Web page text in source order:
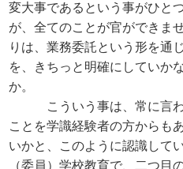
変大事であるという事がひと
が、全てのことが官ができま
りは、業務委託という形を通
を、きちっと明確にしていか
か。
こういう事は、常に言わ
ことを学識経験者の方からも
いかと、このように認識してい
（委員）学校教育で、二つ目